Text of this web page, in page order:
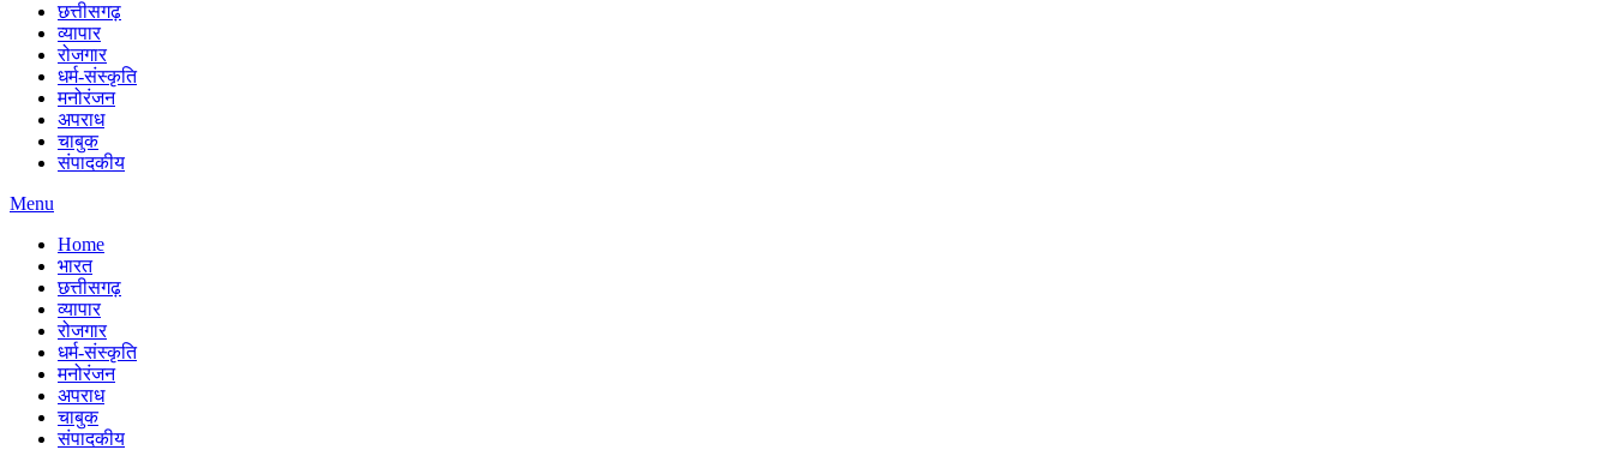
छत्तीसगढ़
व्यापार
रोजगार
धर्म-संस्कृति
मनोरंजन
अपराध
चाबुक
संपादकीय
Menu
Home
भारत
छत्तीसगढ़
व्यापार
रोजगार
धर्म-संस्कृति
मनोरंजन
अपराध
चाबुक
संपादकीय